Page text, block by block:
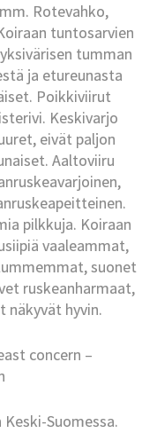
Rotevahko,
tuntosarvien
tumman
ja etureunasta
Poikkiviirut
Keskivarjo
eivät paljon
Aaltoviiru
pilkkuja. Koiraan
vaaleammat,
suonet
ruskeanharmaat,
näkyvät hyvin.
concern –
Suomessa.